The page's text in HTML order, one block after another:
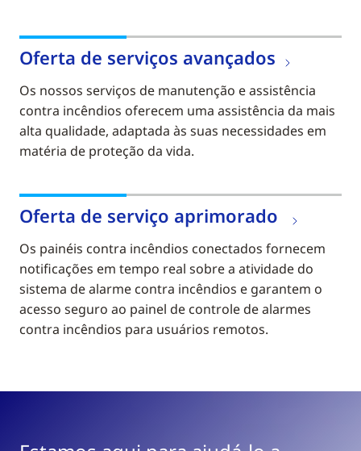
Oferta de serviços avançados
Os nossos serviços de manutenção e assistência
contra incêndios oferecem uma assistência da mais
alta qualidade, adaptada às suas necessidades em
matéria de proteção da vida.
Oferta de serviço aprimorado
Os painéis contra incêndios conectados fornecem
notificações em tempo real sobre a atividade do
sistema de alarme contra incêndios e garantem o
acesso seguro ao painel de controle de alarmes
contra incêndios para usuários remotos.